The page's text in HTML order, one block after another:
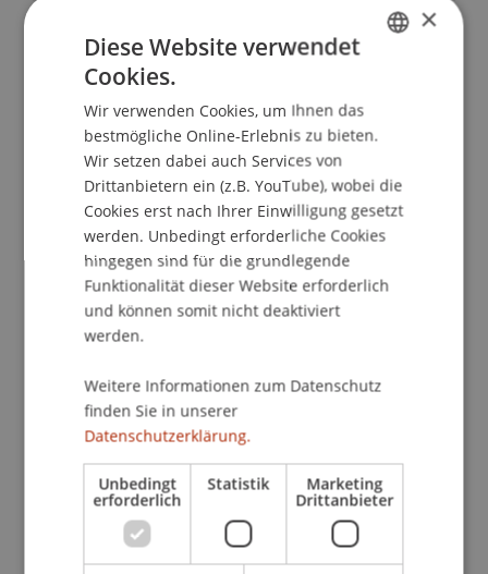
School/Professur:
Center für Universitätsentwicklung
Programm
• Austausch mit Studis & Dozenten
• Besuch einer echten Vorlesung
• Praxiserfahrung in einer BWL Fallstudie
• Campus Atmosphäre erleben
Jetzt zum Student for a day anmelden!
Gruppentermine auf Anfrage
Weitere Termine
• 15. Mai 2019
Kontakt
×
Diese Website verwendet
Cookies.
Wir verwenden Cookies, um Ihnen das
bestmögliche Online-Erlebnis zu bieten.
Wir setzen dabei auch Services von
Drittanbietern ein (z.B. YouTube), wobei die
Cookies erst nach Ihrer Einwilligung gesetzt
werden. Unbedingt erforderliche Cookies
hingegen sind für die grundlegende
Funktionalität dieser Website erforderlich
und können somit nicht deaktiviert
werden.
Weitere Informationen zum Datenschutz
finden Sie in unserer
Datenschutzerklärung.
Unbedingt
erforderlich
Statistik Marketing
Drittanbieter